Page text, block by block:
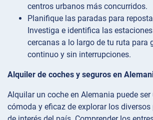
centros urbanos más concurridos.
Planifique las paradas para
Investiga e identifica las
cercanas a lo largo de tu ruta para
continuo y sin interrupciones.
Alquiler de coches y seguros en
Alquilar un coche en Alemania puede
cómoda y eficaz de explorar los